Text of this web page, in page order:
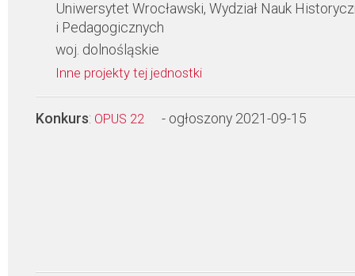
Uniwersytet Wrocławski, Wydział Nauk
i Pedagogicznych
woj. dolnośląskie
Inne projekty tej jednostki
Konkurs: OPUS 22 - ogłoszony 2021-09-15